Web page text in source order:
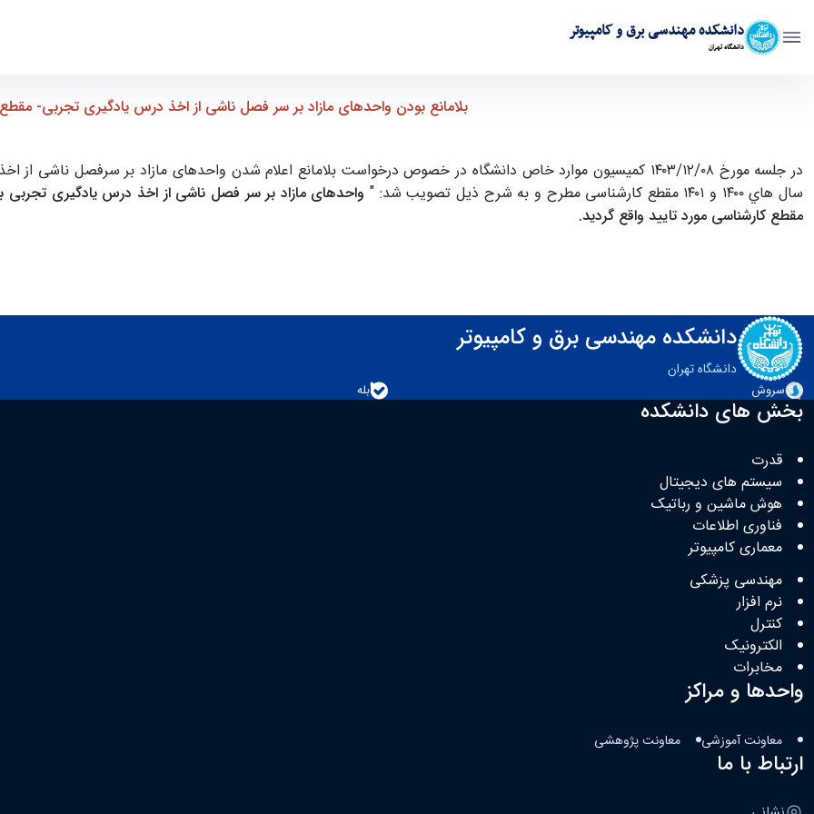
دانشکده مهندسی برق و کامپیوتر
دانشگاه تهران
بلامانع بودن واحدهای مازاد بر سر فصل ناشی از اخذ درس یادگیری تجربی- مقطع کارشناسی - ece- دانشکده مهندسی برق و کامپیوتر
بلامانع بودن واحدهای مازاد بر سر فصل ناشی از اخذ درس یادگیری تجربی-
در جلسه مورخ ۱۴۰۳/۱۲/۰۸ کمیسیون موارد خاص دانشگاه در خصوص درخواست بلامانع اعلام شدن واحدهای مازاد بر سرفصل
سال هاي ۱۴۰۰ و ۱۴۰۱ مقطع کارشناسی مطرح و به شرح ذيل تصویب شد: "
مقطع کارشناسی مورد تایید واقع گردید.
دانشکده مهندسی برق و کامپیوتر
دانشگاه تهران
سروش
بله
بخش های دانشکده
قدرت
سیستم های دیجیتال
هوش ماشین و رباتیک
فناوری اطلاعات
معماری کامپیوتر
مهندسی پزشکی
نرم افزار
کنترل
الکترونیک
مخابرات
واحدها و مراکز
معاونت آموزشی معاونت پژوهشی
ارتباط با ما